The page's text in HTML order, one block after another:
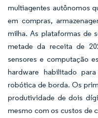
multiagentes autônomos
em compras,
milha. As plataformas de
metade da receita de
sensores e computação
hardware habilitado
robótica de borda. Os
produtividade de dois
mesmo com os custos de